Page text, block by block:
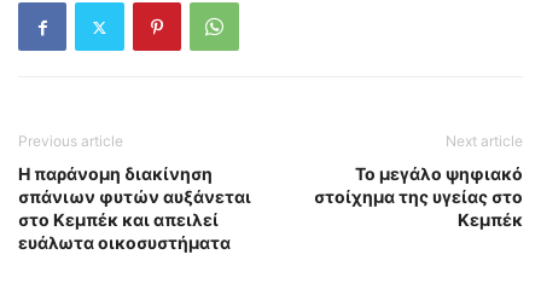
Previous article
Η παράνομη διακίνηση
σπάνιων φυτών αυξάνεται
στο Κεμπέκ και απειλεί
ευάλωτα οικοσυστήματα
Next article
Το μεγάλο ψηφιακό
στοίχημα της υγείας στο
Κεμπέκ